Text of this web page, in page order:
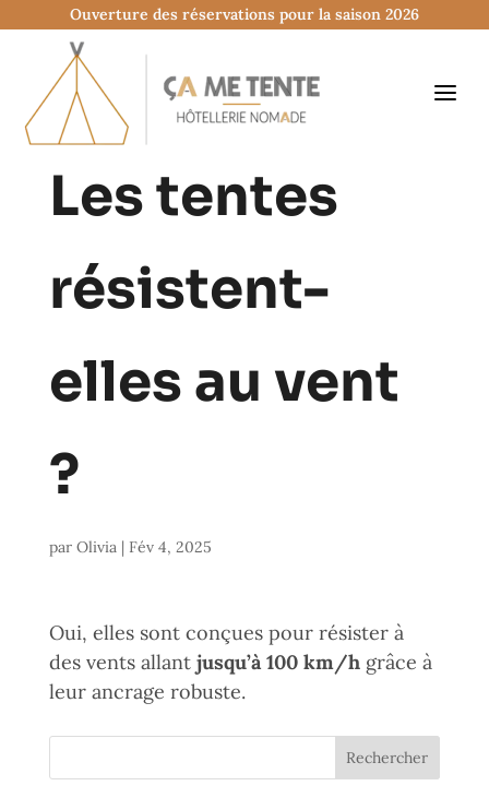
Ouverture des réservations pour la saison 2026
Les tentes
résistent-
elles au vent
?
par Olivia| Fév 4, 2025
Oui, elles sont conçues pour résister à
des vents allant jusqu’à 100 km/hgrâce à
leur ancrage robuste.
Rechercher